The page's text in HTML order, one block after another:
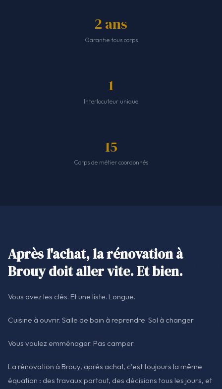
2 ans
Garantie tous corps
1
Interlocuteur unique
15
Corps de métier coordonnés
Après l'achat, la rénovation à
Brouy doit aller vite. Et bien.
Vous avez les clés. Et une liste. Longue.
Cuisine à ouvrir. Salle de bain à reprendre. Sol à changer.
Vous voulez emménager. Pas camper.
La rénovation à Brouy, après achat, c'est toujours la même
équation : des travaux partout, des décisions tous les jours, et